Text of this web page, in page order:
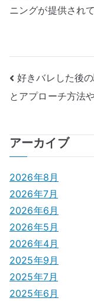
ニングが提供され
投
稿
ナ
ビ
ゲ
ー
シ
ョ
ン
好きバレした後
とアプローチ方法
アーカイブ
2026年8月
2026年7月
2026年6月
2026年5月
2026年4月
2025年9月
2025年7月
2025年6月